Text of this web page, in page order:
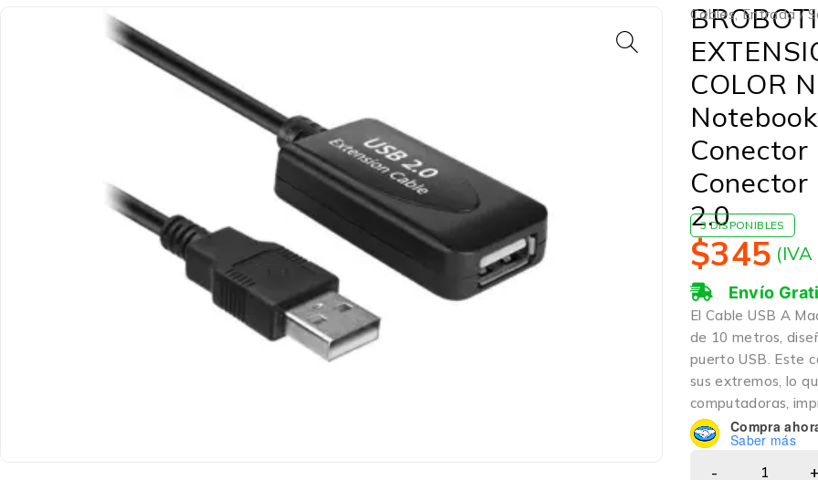
Cables,Entrada /
COLOR
2.0
3 DISPONIBLES
$345
Envío
El Cable USB A
de 10 metros,
puerto USB. Este
sus extremos, lo
computadoras,
Compra
Saber más